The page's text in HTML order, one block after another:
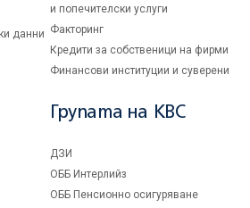
данни
и попечителски услуги
Факторинг
Кредити за собственици на фирми
Финансови институции и суверени
Групата на KBC
ДЗИ
ОББ Интерлийз
ОББ Пенсионно осигуряване